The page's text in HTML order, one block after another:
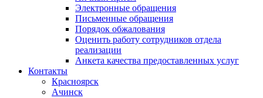
Электронные обращения
Письменные обращения
Порядок обжалования
Оценить работу сотрудников отдела
реализации
Анкета качества предоставленных услуг
Контакты
Красноярск
Ачинск